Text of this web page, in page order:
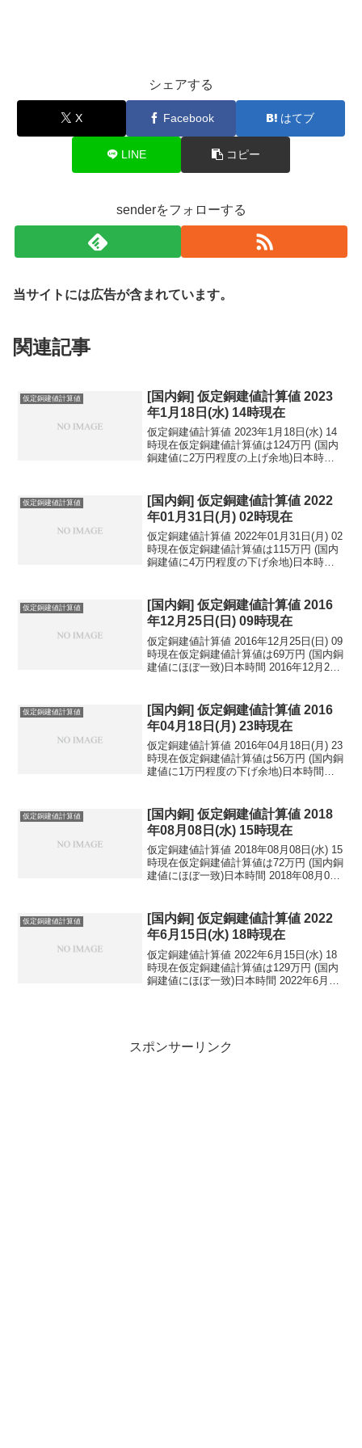
シェアする
X Facebook はてブ
LINE コピー
senderをフォローする
当サイトには広告が含まれています。
関連記事
仮定銅建値計算値
[国内銅] 仮定銅建値計算値 2023
年1月18日(水) 14時現在
仮定銅建値計算値 2023年1月18日(水) 14
時現在仮定銅建値計算値は124万円 (国内
銅建値に2万円程度の上げ余地)日本時間
1ドル：...
仮定銅建値計算値
[国内銅] 仮定銅建値計算値 2022
年01月31日(月) 02時現在
仮定銅建値計算値 2022年01月31日(月) 02
時現在仮定銅建値計算値は115万円 (国内
銅建値に4万円程度の下げ余地)日本時間
民元：...
仮定銅建値計算値
[国内銅] 仮定銅建値計算値 2016
年12月25日(日) 09時現在
仮定銅建値計算値 2016年12月25日(日) 09
時現在仮定銅建値計算値は69万円 (国内銅
建値にほぼ一致)日本時間 2016年12月25
円...
仮定銅建値計算値
[国内銅] 仮定銅建値計算値 2016
年04月18日(月) 23時現在
仮定銅建値計算値 2016年04月18日(月) 23
時現在仮定銅建値計算値は56万円 (国内銅
建値に1万円程度の下げ余地)日本時間
民元：1...
仮定銅建値計算値
[国内銅] 仮定銅建値計算値 2018
年08月08日(水) 15時現在
仮定銅建値計算値 2018年08月08日(水) 15
時現在仮定銅建値計算値は72万円 (国内銅
建値にほぼ一致)日本時間 2018年08月08
円...
仮定銅建値計算値
[国内銅] 仮定銅建値計算値 2022
年6月15日(水) 18時現在
仮定銅建値計算値 2022年6月15日(水) 18
時現在仮定銅建値計算値は129万円 (国内
銅建値にほぼ一致)日本時間 2022年6月15
スポンサーリンク